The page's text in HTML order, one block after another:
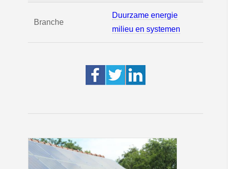
Branche
Duurzame energie
milieu en systemen